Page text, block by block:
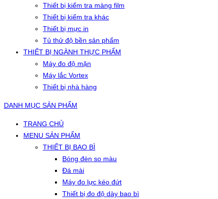
Thiết bị kiểm tra màng film
Thiết bị kiểm tra khác
Thiết bị mực in
Tủ thử độ bền sản phẩm
THIẾT BỊ NGÀNH THỰC PHẨM
Máy đo độ mặn
Máy lắc Vortex
Thiết bị nhà hàng
DANH MỤC SẢN PHẨM
TRANG CHỦ
MENU SẢN PHẨM
THIẾT BỊ BAO BÌ
Bóng đèn so màu
Đá mài
Máy đo lực kéo đứt
Thiết bị đo độ dày bao bì